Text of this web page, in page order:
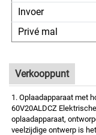
Invoer
Privé mal
Verkooppunt
1. Oplaadapparaat met
60V20ALDCZ
oplaadapparaat,
veelzijdige ontwerp is